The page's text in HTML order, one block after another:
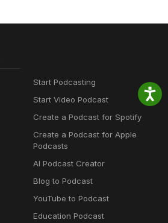
Start Podcasting
Start Video Podcast
Create a Podcast for Spotify
Create a Podcast for Apple
Podcasts
AI Podcast Creator
Blog to Podcast
YouTube to Podcast
Education Podcast